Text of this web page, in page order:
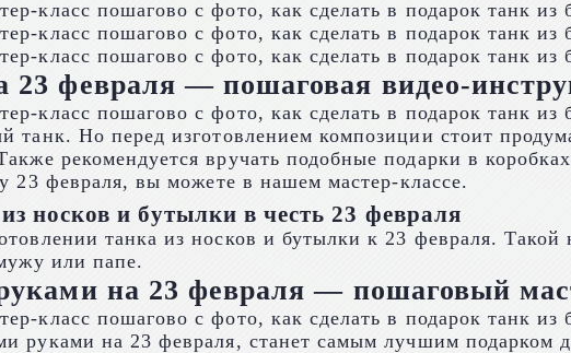
февраля — пошаговая видео-
Но перед изготовлением композиции стоит
рекомендуется вручать подобные подарки в
23 февраля, вы можете в нашем мастер-классе.
носков и бутылки в честь 23 февраля
танка из носков и бутылки к 23 февраля.
или папе.
на 23 февраля — пошаговый
руками на 23 февраля, станет самым лучшим подарком